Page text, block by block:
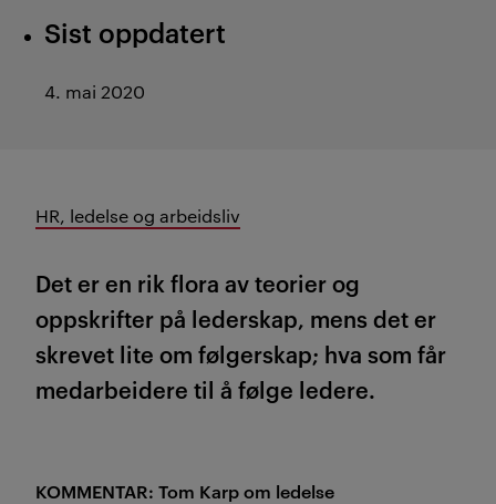
Sist oppdatert
4. mai 2020
HR, ledelse og arbeidsliv
Det er en rik flora av teorier og
oppskrifter på lederskap, mens det er
skrevet lite om følgerskap; hva som får
medarbeidere til å følge ledere.
KOMMENTAR: Tom Karp om ledelse